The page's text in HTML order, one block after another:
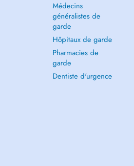
Médecins
généralistes de
garde
Hôpitaux de garde
Pharmacies de
garde
Dentiste d'urgence